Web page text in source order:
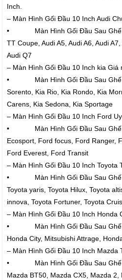
Inch.
– Màn Hình Gối Đầu 10 Inch Audi
• Màn Hình Gối Đầu Sau Ghế
TT Coupe, Audi A5, Audi A6, Audi
Audi Q7
– Màn Hình Gối Đầu 10 Inch kia Giá
• Màn Hình Gối Đầu Sau Ghế
Sorento, Kia Rio, Kia Rondo, Kia
Carens, Kia Sedona, Kia Sportage
– Màn Hình Gối Đầu 10 Inch Ford
• Màn Hình Gối Đầu Sau Ghế
Ecosport, Ford focus, Ford Ranger,
Ford Everest, Ford Transit
– Màn Hình Gối Đầu 10 Inch Toyota
• Màn Hình Gối Đầu Sau Ghế
Toyota yaris, Toyota Hilux, Toyota
innova, Toyota Fortuner, Toyota
– Màn Hình Gối Đầu 10 Inch Honda
• Màn Hình Gối Đầu Sau Ghế
Honda City, Mitsubishi Attrage,
– Màn Hình Gối Đầu 10 Inch Mazda
• Màn Hình Gối Đầu Sau Ghế
Mazda BT50, Mazda CX5, Mazda 2,